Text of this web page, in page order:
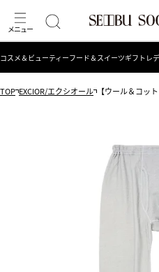
コスメ＆ビューティーフード＆スイーツギフト レ
TOP EXCIOR/エクシオール 【ウール＆コッ